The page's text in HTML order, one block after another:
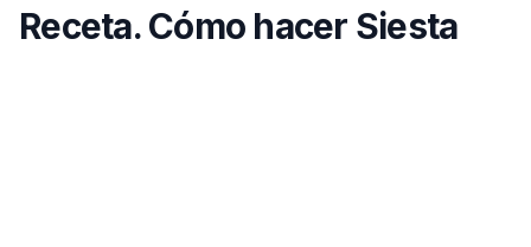
Receta. Cómo hacer Siesta